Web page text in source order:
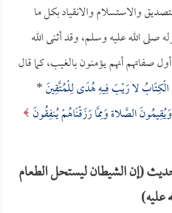
والاستسلام والانقياد بكل ما
الله عليه وسلم، وقد أثنى الله
صفاتهم أنهم يؤمنون بالغيب، كما قال
لا رَيْبَ فِيهِ هُدًى لِلْمُتَّقِينَ*
الصَّلاة وَمِمَّا رَزَقْنَاهُمْ يُنفِقُونَ
(إن الشيطان ليستحل الطعام
عليه)